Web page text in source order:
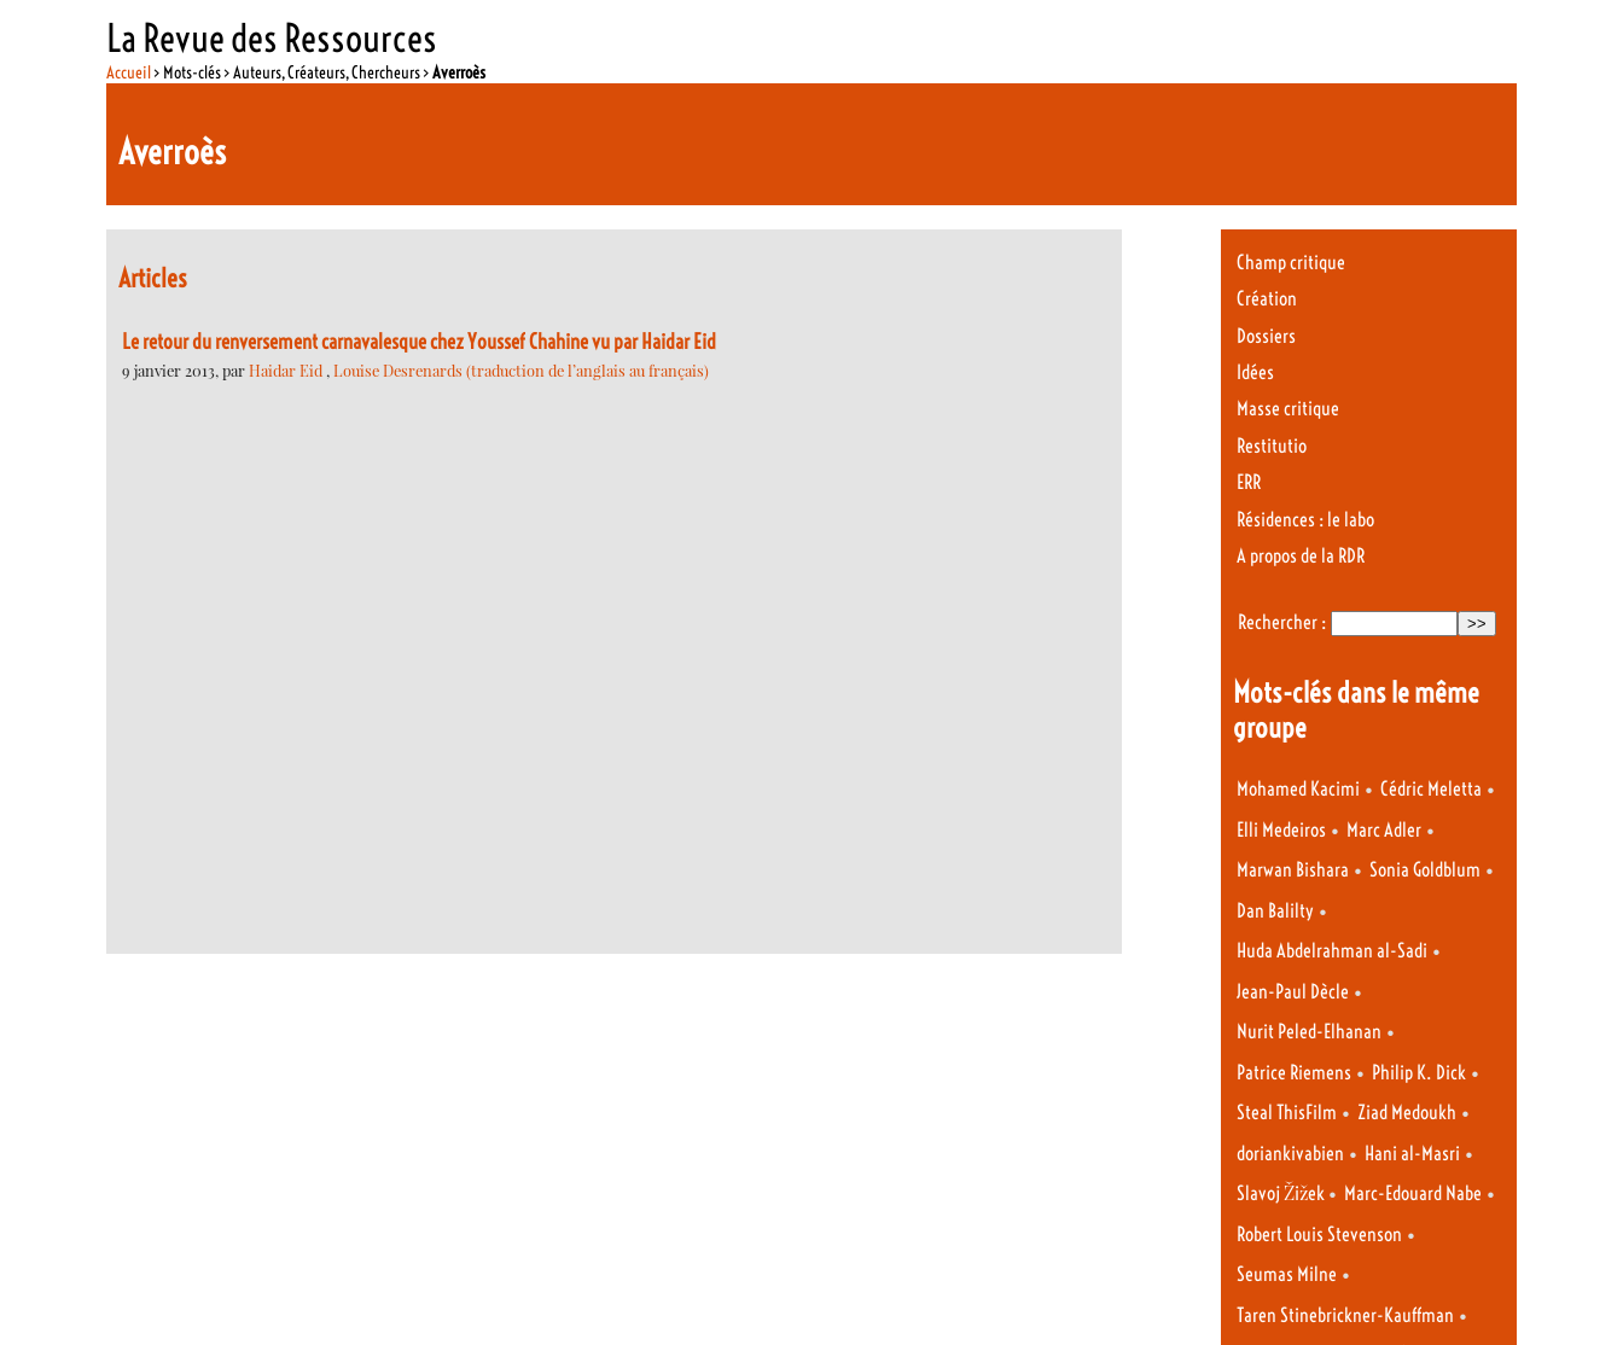
La Revue des Ressources
Accueil> Mots-clés > Auteurs, Créateurs, Chercheurs >Averroès
Averroès
Articles
Le retour du renversement carnavalesque chez Youssef Chahine vu par Haidar Eid
9 janvier 2013, parHaidar Eid , Louise Desrenards (traduction de l’anglais au français)
Champ critique
Création
Dossiers
Idées
Masse critique
Restitutio
ERR
Résidences : le labo
A propos de la RDR
Rechercher :
Mots-clés dans le même
groupe
Mohamed Kacimi • Cédric Meletta •
Elli Medeiros • Marc Adler •
Marwan Bishara • Sonia Goldblum •
Dan Balilty •
Huda Abdelrahman al-Sadi •
Jean-Paul Dècle •
Nurit Peled-Elhanan •
Patrice Riemens • Philip K. Dick •
Steal ThisFilm • Ziad Medoukh •
doriankivabien • Hani al-Masri •
Slavoj Žižek • Marc-Edouard Nabe •
Robert Louis Stevenson •
Seumas Milne •
Taren Stinebrickner-Kauffman •